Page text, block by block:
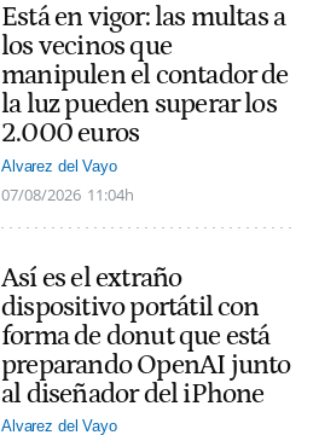
Está en vigor: las multas a
los vecinos que
manipulen el contador de
la luz pueden superar los
2.000 euros
Alvarez del Vayo
07/08/2026 11:04h
Así es el extraño
dispositivo portátil con
forma de donut que está
preparando OpenAI junto
al diseñador del iPhone
Alvarez del Vayo